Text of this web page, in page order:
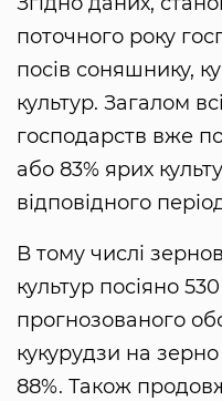
поточного року
посів соняшнику,
культур. Загалом
господарств вже
або 83% ярих
відповідного
В тому числі
культур посіяно
прогнозованого
кукурудзи на
88%. Також